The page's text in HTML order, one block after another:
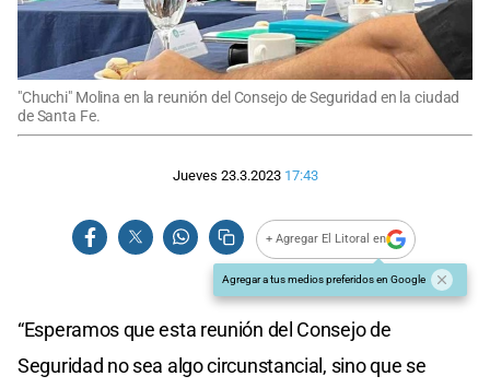
"Chuchi" Molina en la reunión del Consejo de Seguridad en la ciudad
de Santa Fe.
Jueves 23.3.2023 17:43
+ Agregar El Litoral en
Agregar a tus medios preferidos en Google
“Esperamos que esta reunión del Consejo de
Seguridad no sea algo circunstancial, sino que se